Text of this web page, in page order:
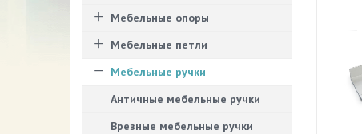
Мебельные опоры
Мебельные петли
Мебельные ручки
Античные мебельные ручки
Врезные мебельные ручки